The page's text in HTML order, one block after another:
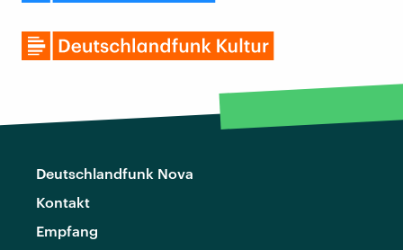
Deutschlandfunk Nova
Kontakt
Empfang